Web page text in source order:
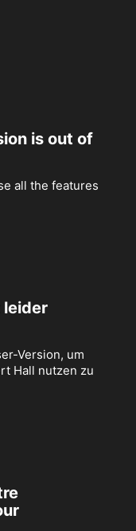
is out of
all the features
leider
Version, um
Hall nutzen zu